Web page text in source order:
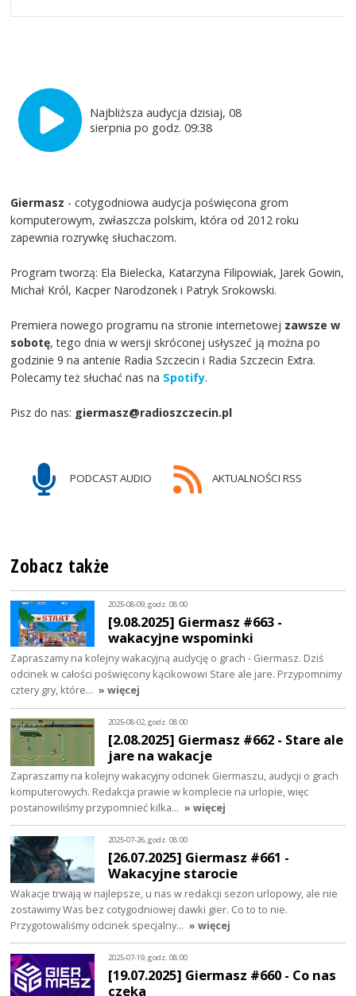
Najbliższa audycja dzisiaj, 08
sierpnia po godz. 09:38
Giermasz - cotygodniowa audycja poświęcona grom
komputerowym, zwłaszcza polskim, która od 2012 roku
zapewnia rozrywkę słuchaczom.
Program tworzą: Ela Bielecka, Katarzyna Filipowiak, Jarek Gowin,
Michał Król, Kacper Narodzonek i Patryk Srokowski.
Premiera nowego programu na stronie internetowej zawsze w
sobotę, tego dnia w wersji skróconej usłyszeć ją można po
godzinie 9 na antenie Radia Szczecin i Radia Szczecin Extra.
Polecamy też słuchać nas na Spotify.
Pisz do nas: giermasz@radioszczecin.pl
PODCAST AUDIO AKTUALNOŚCI RSS
Zobacz także
2025-08-09, godz. 08:00
[9.08.2025] Giermasz #663 -
wakacyjne wspominki
Zapraszamy na kolejny wakacyjną audycję o grach - Giermasz. Dziś
odcinek w całości poświęcony kącikowowi Stare ale jare. Przypomnimy
cztery gry, które… » więcej
2025-08-02, godz. 08:00
[2.08.2025] Giermasz #662 - Stare ale
jare na wakacje
Zapraszamy na kolejny wakacyjny odcinek Giermaszu, audycji o grach
komputerowych. Redakcja prawie w komplecie na urlopie, więc
postanowiliśmy przypomnieć kilka… » więcej
2025-07-26, godz. 08:00
[26.07.2025] Giermasz #661 -
Wakacyjne starocie
Wakacje trwają w najlepsze, u nas w redakcji sezon urlopowy, ale nie
zostawimy Was bez cotygodniowej dawki gier. Co to to nie.
Przygotowaliśmy odcinek specjalny… » więcej
2025-07-19, godz. 08:00
[19.07.2025] Giermasz #660 - Co nas
czeka